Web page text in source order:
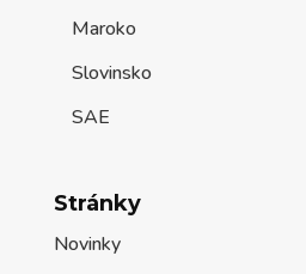
Maroko
Slovinsko
SAE
Stránky
Novinky